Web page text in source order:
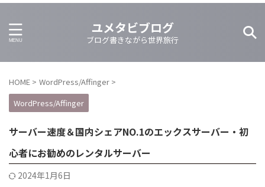
ユメタビブログ
ブログ書きながら世界旅行
HOME > WordPress/Affinger >
WordPress/Affinger
サーバー速度＆国内シェアNO.1のエックスサーバー・初
心者にお勧めのレンタルサーバー
2024年1月6日